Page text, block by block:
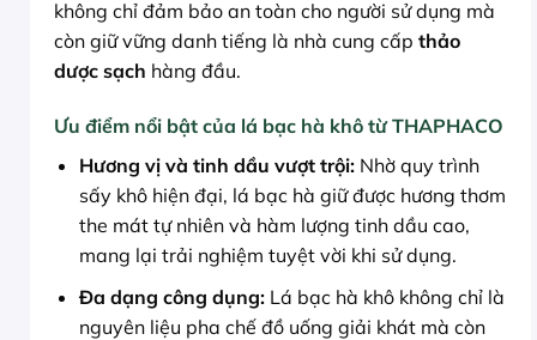
không chỉ đảm bảo an toàn cho người sử dụng mà
còn giữ vững danh tiếng là nhà cung cấp thảo
dược sạch hàng đầu.
Ưu điểm nổi bật của lá bạc hà khô từ THAPHACO
Hương vị và tinh dầu vượt trội:Nhờ quy trình
sấy khô hiện đại, lá bạc hà giữ được hương thơm
the mát tự nhiên và hàm lượng tinh dầu cao,
mang lại trải nghiệm tuyệt vời khi sử dụng.
Đa dạng công dụng:Lá bạc hà khô không chỉ là
nguyên liệu pha chế đồ uống giải khát mà còn